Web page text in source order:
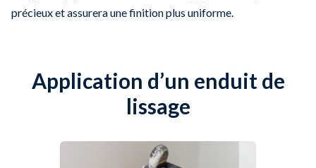
précieux et assurera une finition plus uniforme.
Application d’un enduit de
lissage